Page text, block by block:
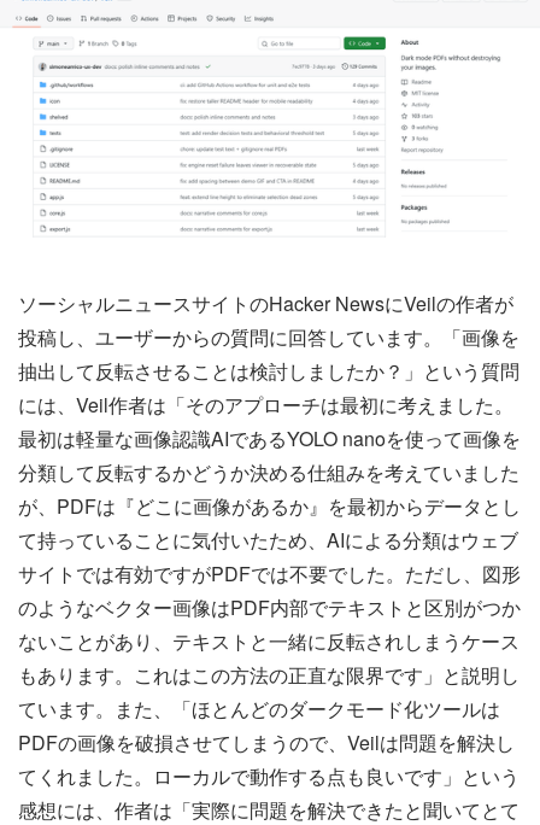
ソーシャルニュースサイトのHacker NewsにVeilの作者が
投稿し、ユーザーからの質問に回答しています。「画像を
抽出して反転させることは検討しましたか？」という質問
には、Veil作者は「そのアプローチは最初に考えました。
最初は軽量な画像認識AIであるYOLO nanoを使って画像を
分類して反転するかどうか決める仕組みを考えていました
が、PDFは『どこに画像があるか』を最初からデータとし
て持っていることに気付いたため、AIによる分類はウェブ
サイトでは有効ですがPDFでは不要でした。ただし、図形
のようなベクター画像はPDF内部でテキストと区別がつか
ないことがあり、テキストと一緒に反転されしまうケース
もあります。これはこの方法の正直な限界です」と説明し
ています。また、「ほとんどのダークモード化ツールは
PDFの画像を破損させてしまうので、Veilは問題を解決し
てくれました。ローカルで動作する点も良いです」という
感想には、作者は「実際に問題を解決できたと聞いてとて